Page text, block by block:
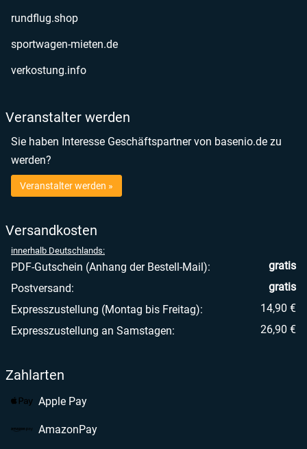
rundflug.shop
sportwagen-mieten.de
verkostung.info
Veranstalter werden
Sie haben Interesse Geschäftspartner von basenio.de zu
werden?
Veranstalter werden »
Versandkosten
innerhalb Deutschlands:
PDF-Gutschein (Anhang der Bestell-Mail):
gratis
Postversand:
gratis
Expresszustellung (Montag bis Freitag):
14,90 €
Expresszustellung an Samstagen:
26,90 €
Zahlarten
Apple Pay
AmazonPay